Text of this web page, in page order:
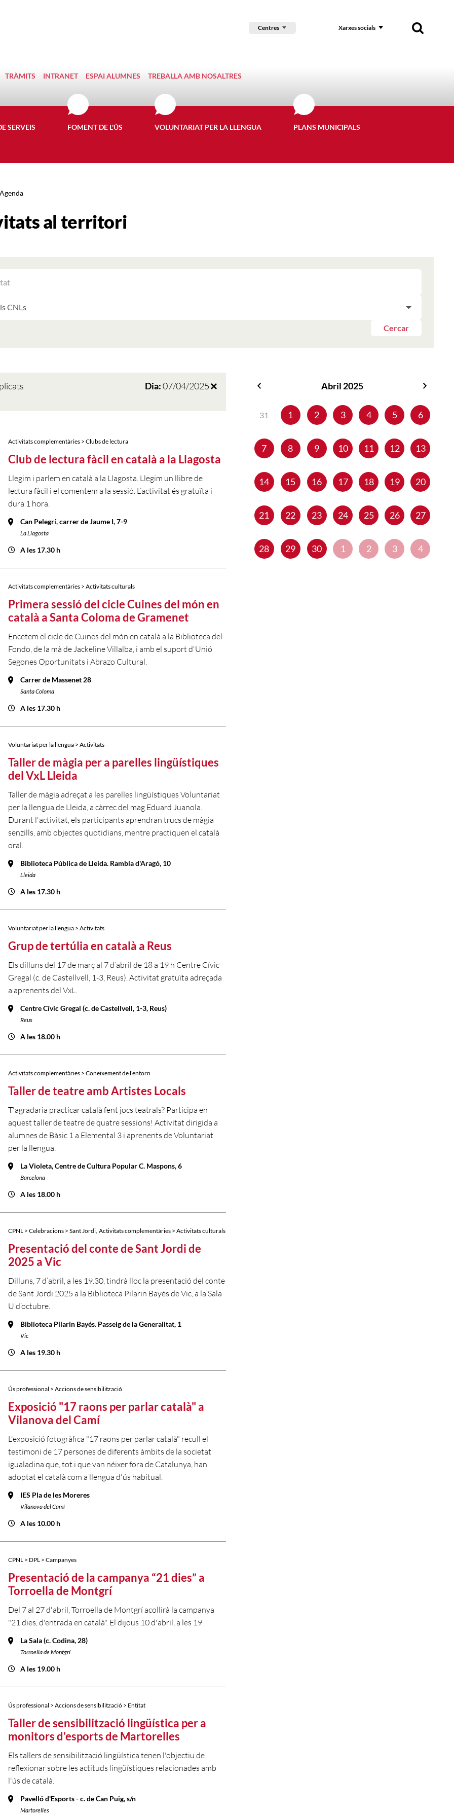
Centres Xarxes socials
TRÀMITS INTRANET ESPAI ALUMNES TREBALLA AMB NOSALTRES
SERVEIS FOMENT DE L'ÚS VOLUNTARIAT PER LA LLENGUA PLANS MUNICIPALS
Agenda
al territori
Cercar
Dia:07/04/2025
Activitats complementàries > Clubs de lectura
Club de lectura fàcil en català a la Llagosta
Llegim i parlem en català a la Llagosta. Llegim un llibre de
lectura fàcil i el comentem a la sessió. L’activitat és gratuïta i
dura 1 hora.
Can Pelegrí, carrer de Jaume I, 7-9
La Llagosta
A les 17.30 h
Activitats complementàries > Activitats culturals
Primera sessió del cicle Cuines del món en
català a Santa Coloma de Gramenet
Encetem el cicle de Cuines del món en català a la Biblioteca del
Fondo, de la mà de Jackeline Villalba, i amb el suport d'Unió
Segones Oportunitats i Abrazo Cultural.
Carrer de Massenet 28
Santa Coloma
A les 17.30 h
Voluntariat per la llengua > Activitats
Taller de màgia per a parelles lingüístiques
del VxL Lleida
Taller de màgia adreçat a les parelles lingüístiques Voluntariat
per la llengua de Lleida, a càrrec del mag Eduard Juanola.
Durant l'activitat, els participants aprendran trucs de màgia
senzills, amb objectes quotidians, mentre practiquen el català
oral.
Biblioteca Pública de Lleida. Rambla d'Aragó, 10
Lleida
A les 17.30 h
Voluntariat per la llengua > Activitats
Grup de tertúlia en català a Reus
Els dilluns del 17 de març al 7 d’abril de 18 a 19 h Centre Cívic
Gregal (c. de Castellvell, 1-3, Reus). Activitat gratuïta adreçada
a aprenents del VxL.
Centre Cívic Gregal (c. de Castellvell, 1-3, Reus)
Reus
A les 18.00 h
Activitats complementàries > Coneixement de l'entorn
Taller de teatre amb Artistes Locals
T'agradaria practicar català fent jocs teatrals? Participa en
aquest taller de teatre de quatre sessions! Activitat dirigida a
alumnes de Bàsic 1 a Elemental 3 i aprenents de Voluntariat
per la llengua.
La Violeta, Centre de Cultura Popular C. Maspons, 6
Barcelona
A les 18.00 h
CPNL > Celebracions > Sant Jordi, Activitats complementàries > Activitats culturals
Presentació del conte de Sant Jordi de
2025 a Vic
Dilluns, 7 d’abril, a les 19.30, tindrà lloc la presentació del conte
de Sant Jordi 2025 a la Biblioteca Pilarin Bayés de Vic, a la Sala
U d’octubre.
Biblioteca Pilarin Bayés. Passeig de la Generalitat, 1
Vic
A les 19.30 h
Ús professional > Accions de sensibilització
Exposició "17 raons per parlar català" a
Vilanova del Camí
L'exposició fotogràfica "17 raons per parlar català" recull el
testimoni de 17 persones de diferents àmbits de la societat
igualadina que, tot i que van néixer fora de Catalunya, han
adoptat el català com a llengua d'ús habitual.
IES Pla de les Moreres
Vilanova del Camí
A les 10.00 h
CPNL > DPL > Campanyes
Presentació de la campanya “21 dies” a
Torroella de Montgrí
Del 7 al 27 d'abril, Torroella de Montgrí acollirà la campanya
"21 dies, d'entrada en català". El dijous 10 d'abril, a les 19.
La Sala (c. Codina, 28)
Torroella de Montgrí
A les 19.00 h
Ús professional > Accions de sensibilització > Entitat
Taller de sensibilització lingüística per a
monitors d'esports de Martorelles
Els tallers de sensibilització lingüística tenen l'objectiu de
reflexionar sobre les actituds lingüístiques relacionades amb
l'ús de català.
Pavelló d'Esports - c. de Can Puig, s/n
Martorelles
Abril 2025
31 1 2 3 4 5 6
7 8 9 10 11 12 13
14 15 16 17 18 19 20
21 22 23 24 25 26 27
28 29 30 1 2 3 4